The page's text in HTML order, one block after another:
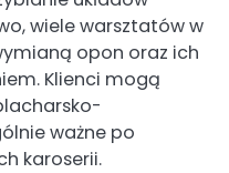
wiele warsztatów w
opon oraz ich
Klienci mogą
ważne po
karoserii.